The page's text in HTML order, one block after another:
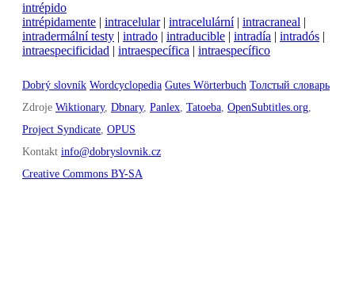
intrépido
intrépidamente | intracelular | intracelulární | intracraneal |
intradermální testy | intrado | intraducible | intradía | intradós |
intraespecificidad | intraespecífica | intraespecífico
Dobrý slovník Wordcyclopedia Gutes Wörterbuch Толстый словарь
Zdroje Wiktionary, Dbnary, Panlex Tatoeba OpenSubtitles.org
Project Syndicate OPUS
Kontakt info@dobryslovnik.cz
Creative Commons BY-SA